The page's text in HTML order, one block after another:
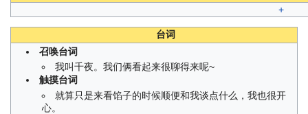
+
台词
召唤台词
我叫千夜。我们俩看起来很聊得来呢~
触摸台词
就算只是来看馅子的时候顺便和我谈点什么，我也很开
心。